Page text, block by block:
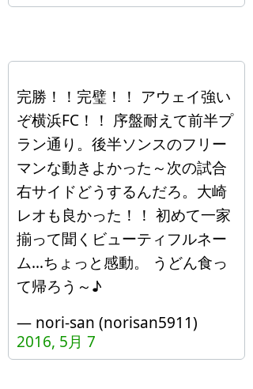
完勝！！完璧！！ アウェイ強い
ぞ横浜FC！！ 序盤耐えて前半プ
ラン通り。後半ソンスのフリー
マンな動きよかった～次の試合
右サイドどうするんだろ。大崎
レオも良かった！！ 初めて一家
揃って聞くビューティフルネー
ム…ちょっと感動。 うどん食っ
て帰ろう～♪
— nori-san (norisan5911)
2016, 5月 7